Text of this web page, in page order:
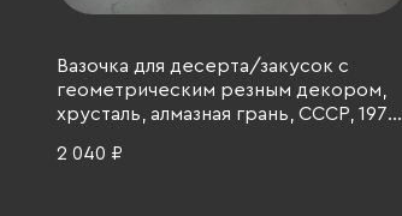
Вазочка для десерта/закусок с
геометрическим резным декором,
хрусталь, алмазная грань, СССР, 1970-
2 040 ₽